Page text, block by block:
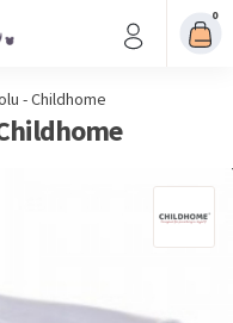
0
- Childhome